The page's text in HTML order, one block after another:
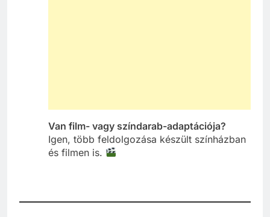
Van film- vagy színdarab-adaptációja?
Igen, több feldolgozása készült színházban
és filmen is.